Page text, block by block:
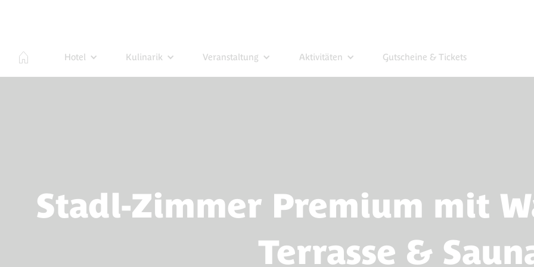
Hotel Kulinarik Veranstaltung Aktivitäten Gutscheine & Tickets
Stadl-Zimmer Premium mit
Terrasse &